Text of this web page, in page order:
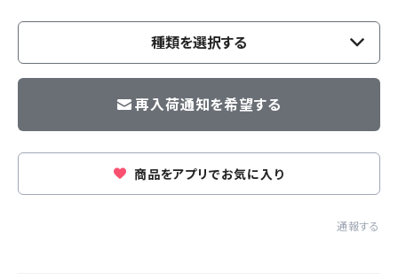
種類を選択する
再入荷通知を希望する
商品をアプリでお気に入り
通報する